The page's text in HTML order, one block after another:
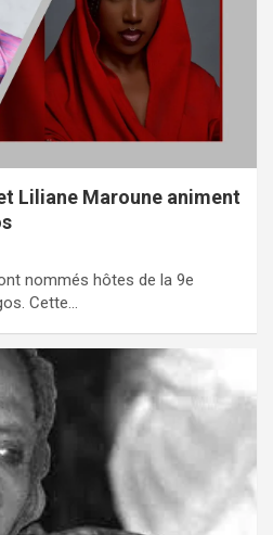
Liliane Maroune animent
nommés hôtes de la 9e
Cette…